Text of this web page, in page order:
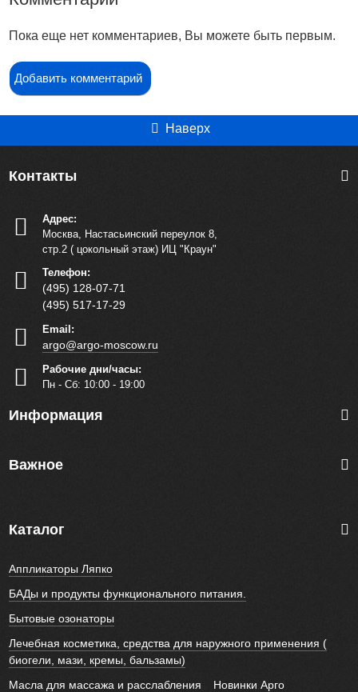
Пока еще нет комментариев, Вы можете быть первым.
Добавить комментарий
Наверх
Контакты
Адрес:
Москва, Настасьинский переулок 8,
стр.2 ( цокольный этаж) ИЦ "Краун"
Телефон:
(495) 128-07-71
(495) 517-17-29
Email:
argo@argo-moscow.ru
Рабочие дни/часы:
Пн - Cб: 10:00 - 19:00
Информация
Важное
Каталог
Аппликаторы Ляпко
БАДы и продукты функционального питания.
Бытовые озонаторы
Лечебная косметика, средства для наружного применения (
биогели, мази, кремы, бальзамы)
Масла для массажа и расслабления
Новинки Арго